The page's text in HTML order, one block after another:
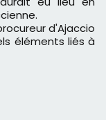
d'Ajaccio
éléments liés à